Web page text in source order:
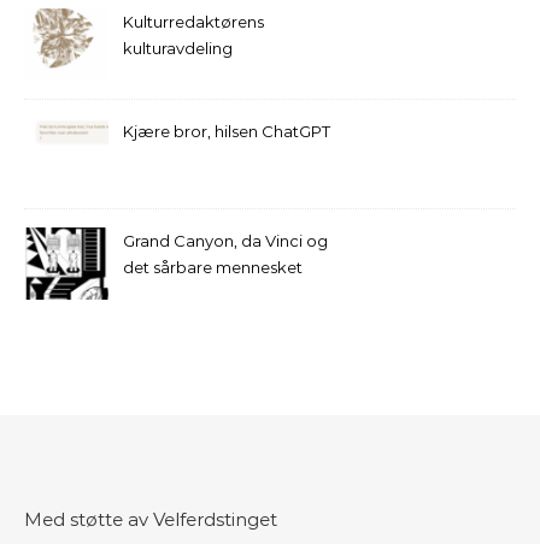
Kulturredaktørens
kulturavdeling
Kjære bror, hilsen ChatGPT
Grand Canyon, da Vinci og
det sårbare mennesket
Med støtte av Velferdstinget